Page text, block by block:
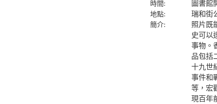
時間:
圖書館
地點:
瑞和街
簡介:
照片既
史可以
事物。
品包括
十九世
事件和
等，宏
現百年